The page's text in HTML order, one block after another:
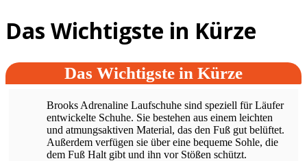
Das Wichtigste in Kürze
Das Wichtigste in Kürze
Brooks Adrenaline Laufschuhe sind speziell für Läufer
entwickelte Schuhe. Sie bestehen aus einem leichten
und atmungsaktiven Material, das den Fuß gut belüftet.
Außerdem verfügen sie über eine bequeme Sohle, die
dem Fuß Halt gibt und ihn vor Stößen schützt.